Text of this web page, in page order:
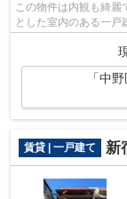
この物件は内観も綺麗
とした室内のある一戸
「中
賃貸 | 一戸建て 新